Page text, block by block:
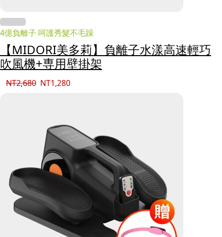
4億負離子 呵護秀髮不毛躁
【MIDORI美多莉】負離子水漾高速輕巧
吹風機+専用壁掛架
NT2,680 NT1,280